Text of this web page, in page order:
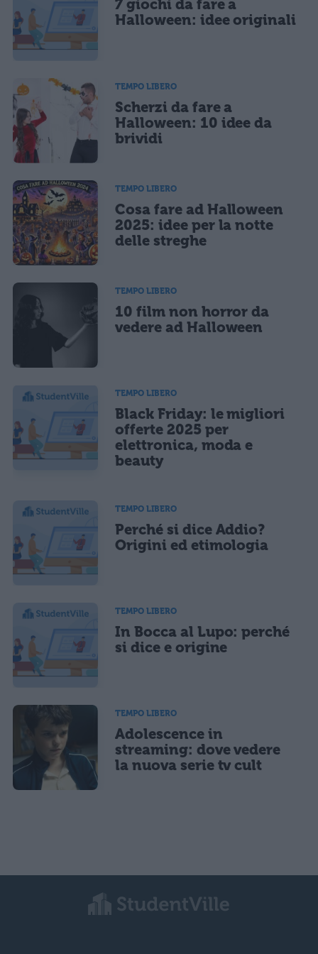
Ho letto e acconsento l'informativasulla privacy
Acconsento all'uso dei miei dati da parte di terzi per finalità di
marketing diretto con modalità automatizzate o tradizionali
CONFERMA E PUBBLICA
7 giochi da fare a
Halloween: idee originali
TEMPO LIBERO
Scherzi da fare a
Halloween: 10 idee da
brividi
TEMPO LIBERO
Cosa fare ad Halloween
2025: idee per la notte
delle streghe
TEMPO LIBERO
10 film non horror da
vedere ad Halloween
TEMPO LIBERO
Black Friday: le migliori
offerte 2025 per
elettronica, moda e
beauty
TEMPO LIBERO
Perché si dice Addio?
Origini ed etimologia
TEMPO LIBERO
In Bocca al Lupo: perché
si dice e origine
TEMPO LIBERO
Adolescence in
streaming: dove vedere
la nuova serie tv cult